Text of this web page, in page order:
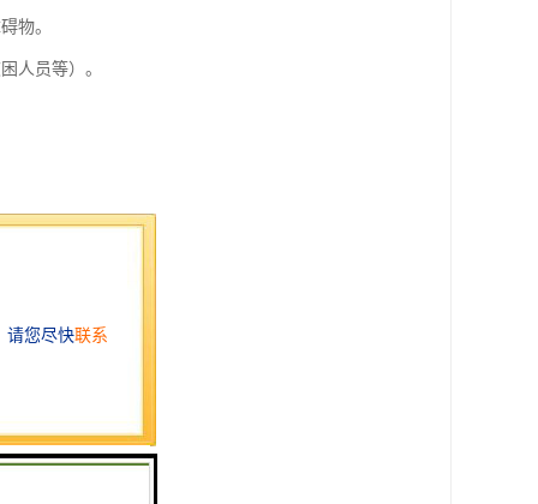
物。
人员等）。